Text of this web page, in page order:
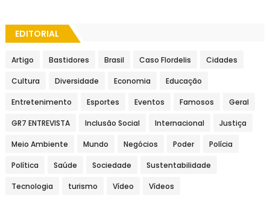
EDITORIAL
Artigo Bastidores Brasil Caso Flordelis Cidades
Cultura Diversidade Economia Educação
Entretenimento Esportes Eventos Famosos Geral
GR7 ENTREVISTA Inclusão Social Internacional Justiça
Meio Ambiente Mundo Negócios Poder Polícia
Política Saúde Sociedade Sustentabilidade
Tecnologia turismo Vídeo Vídeos